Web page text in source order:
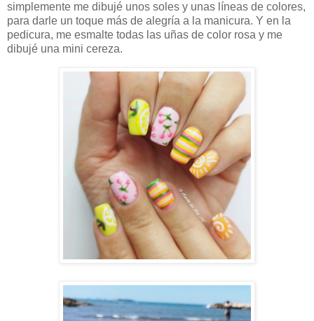
simplemente me dibujé unos soles y unas líneas de colores,
para darle un toque más de alegría a la manicura. Y en la
pedicura, me esmalte todas las uñas de color rosa y me
dibujé una mini cereza.